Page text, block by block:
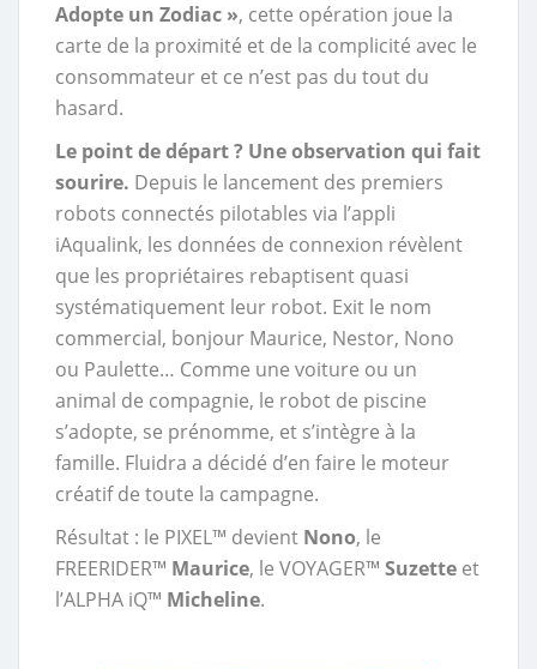
Adopte un Zodiac », cette opération joue la
carte de la proximité et de la complicité avec le
consommateur et ce n’est pas du tout du
hasard.
Le point de départ ? Une observation qui fait
sourire. Depuis le lancement des premiers
robots connectés pilotables via l’appli
iAqualink, les données de connexion révèlent
que les propriétaires rebaptisent quasi
systématiquement leur robot. Exit le nom
commercial, bonjour Maurice, Nestor, Nono
ou Paulette… Comme une voiture ou un
animal de compagnie, le robot de piscine
s’adopte, se prénomme, et s’intègre à la
famille. Fluidra a décidé d’en faire le moteur
créatif de toute la campagne.
Résultat : le PIXEL™ devient Nono, le
FREERIDER™ Maurice, le VOYAGER™ Suzette et
l’ALPHA iQ™ Micheline.